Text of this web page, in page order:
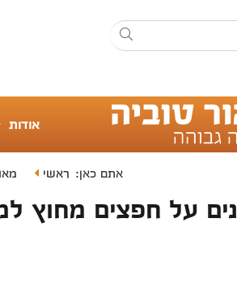
אודות
אתם כאן: ראשי
על חפצים מחוץ